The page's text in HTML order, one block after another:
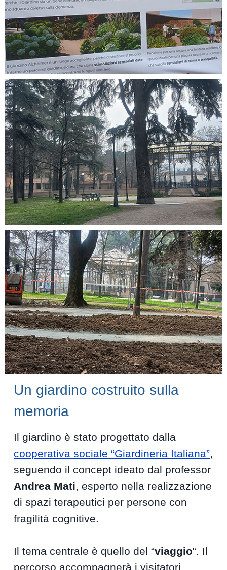
Un giardino costruito sulla
memoria
Il giardino è stato progettato dalla
cooperativa sociale “Giardineria Italiana”,
seguendo il concept ideato dal professor
Andrea Mati, esperto nella realizzazione
di spazi terapeutici per persone con
fragilità cognitive.
Il tema centrale è quello del “viaggio“. Il
percorso accompagnerà i visitatori